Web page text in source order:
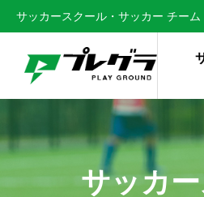
サッカースクール・サッカー チー
サッカ